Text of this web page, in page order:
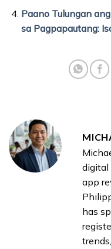
Paano Tulungan
sa Pagpapautang:
digital
app
has